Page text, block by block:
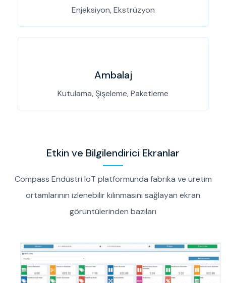
Enjeksiyon, Ekstrüzyon
Ambalaj
Kutulama, Şişeleme, Paketleme
Etkin ve Bilgilendirici Ekranlar
Compass Endüstri IoT platformunda fabrika ve üretim
ortamlarının izlenebilir kılınmasını sağlayan ekran
görüntülerinden bazıları